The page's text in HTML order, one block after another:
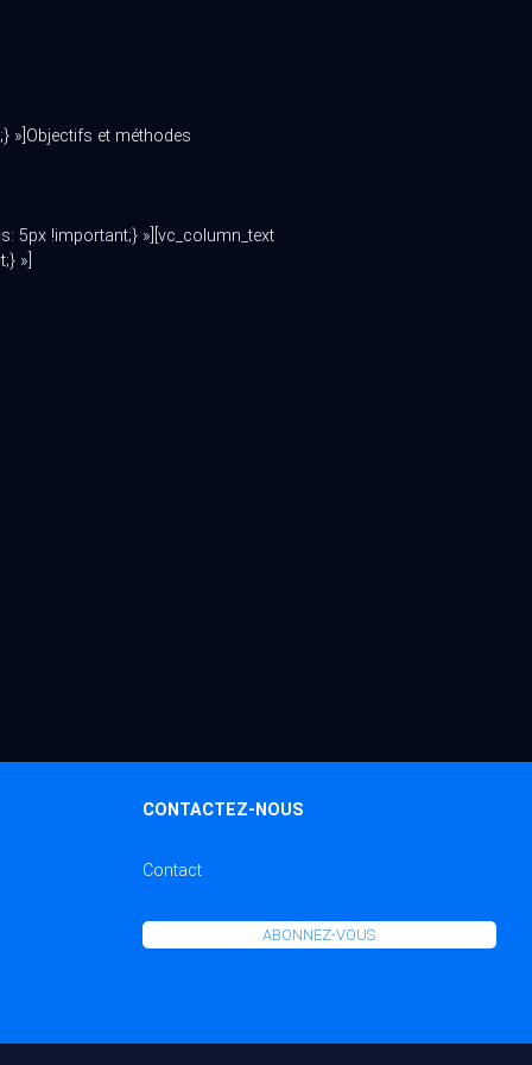
»]Objectifs et méthodes
5px !important;} »][vc_column_text
»]
CONTACTEZ-NOUS
Contact
ABONNEZ-VOUS